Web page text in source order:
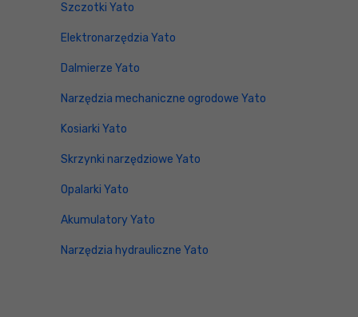
Szczotki Yato
Elektronarzędzia Yato
Dalmierze Yato
Narzędzia mechaniczne ogrodowe Yato
Kosiarki Yato
Skrzynki narzędziowe Yato
Opalarki Yato
Akumulatory Yato
Narzędzia hydrauliczne Yato